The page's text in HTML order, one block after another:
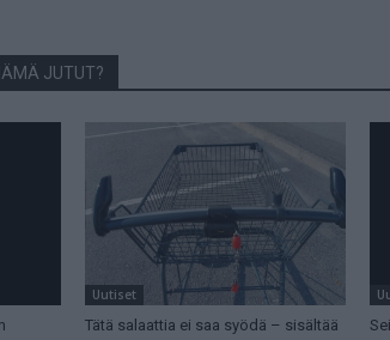
JUTUT?
Uutiset
Tätä salaattia ei saa syödä – sisältää